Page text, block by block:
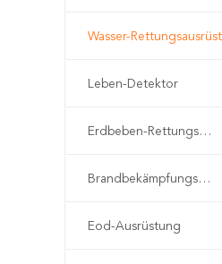
Leben-Detektor
Erdbeben-Rettungsausrüstung
Brandbekämpfungseinrichtung
Eod-Ausrüstung